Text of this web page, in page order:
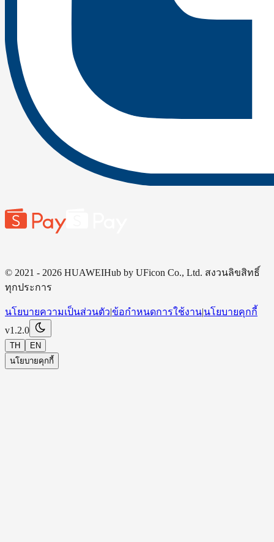
© 2021 - 2026 HUAWEIHub by UFicon Co., Ltd. สงวนลิขสิทธิ์
ทุกประการ
นโยบายความเป็นส่วนตัว|ข้อกำหนดการใช้งาน|นโยบายคุกกี้
v1.2.0
TH
EN
นโยบายคุกกี้